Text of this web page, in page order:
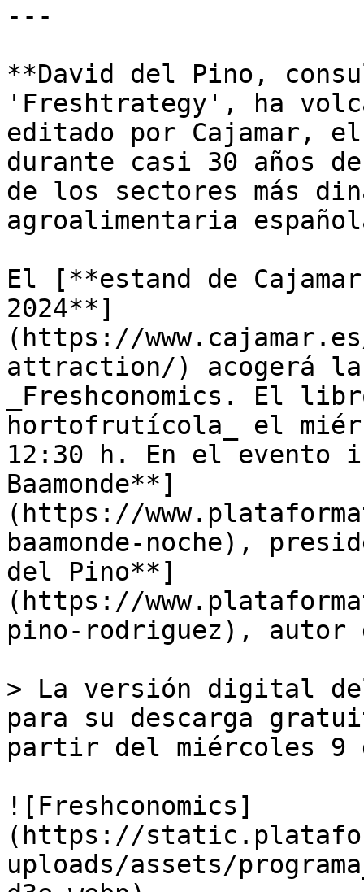
---
**David del Pino,
'Freshtrategy', ha
editado por Cajamar, el
durante casi 30 años
de los sectores más
agroalimentaria
El [**estand de
2024**]
(https://
attraction/) acogerá la
_Freshconomics. El
hortofrutícola_ el
12:30 h. En el evento
Baamonde**]
(https://
baamonde-noche),
del Pino**]
(https://
pino-rodriguez),
> La versión digital
para su descarga
partir del miércoles 9
![Freshconomics]
(https://
uploads/assets/